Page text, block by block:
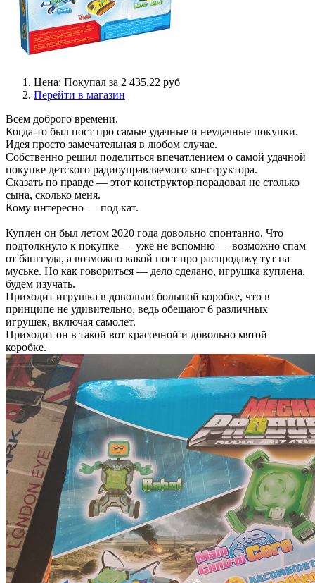
Цена: Покупал за 2 435,22 руб
Перейти в магазин
Всем доброго времени.
Когда-то был пост про самые удачные и неудачные покупки.
Идея просто замечательная в любом случае.
Собственно решил поделиться впечатлением о самой удачной
покупке детского радиоуправляемого конструктора.
Сказать по правде — этот конструктор порадовал не столько
сына, сколько меня.
Кому интересно — под кат.
Куплен он был летом 2020 года довольно спонтанно. Что
подтолкнуло к покупке — уже не вспомню — возможно спам
от банггуда, а возможно какой пост про распродажу тут на
муське. Но как говориться — дело сделано, игрушка куплена,
будем изучать.
Приходит игрушка в довольно большой коробке, что в
принципе не удивительно, ведь обещают 6 различных
игрушек, включая самолет.
Приходит он в такой вот красочной и довольно мятой
коробке.